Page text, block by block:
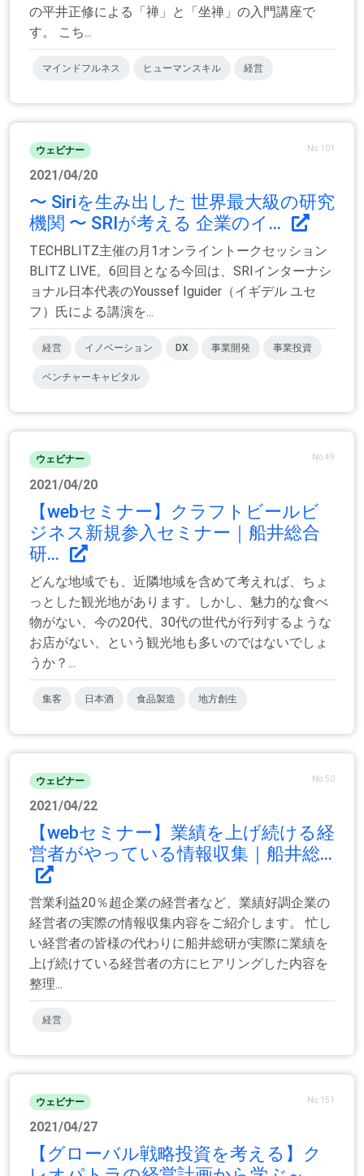
の平井正修による「禅」と「坐禅」の入門講座で
す。 こち...
マインドフルネス ヒューマンスキル 経営
ウェビナー No.101
2021/04/20
〜 Siriを生み出した 世界最大級の研究
機関 〜 SRIが考える 企業のイ...
TECHBLITZ主催の月1オンライントークセッション
BLITZ LIVE。6回目となる今回は、SRIインターナシ
ョナル日本代表のYoussef Iguider（イギデル ユセ
フ）氏による講演を...
経営 イノベーション DX 事業開発 事業投資
ベンチャーキャピタル
ウェビナー No.49
2021/04/20
【webセミナー】クラフトビールビ
ジネス新規参入セミナー｜船井総合
研...
どんな地域でも、近隣地域を含めて考えれば、ちょ
っとした観光地があります。しかし、魅力的な食べ
物がない、今の20代、30代の世代が行列するような
お店がない、という観光地も多いのではないでしょ
うか？...
集客 日本酒 食品製造 地方創生
ウェビナー No.50
2021/04/22
【webセミナー】業績を上げ続ける経
営者がやっている情報収集｜船井総...
営業利益20％超企業の経営者など、業績好調企業の
経営者の実際の情報収集内容をご紹介します。 忙し
い経営者の皆様の代わりに船井総研が実際に業績を
上げ続けている経営者の方にヒアリングした内容を
整理...
経営
ウェビナー No.151
2021/04/27
【グローバル戦略投資を考える】ク